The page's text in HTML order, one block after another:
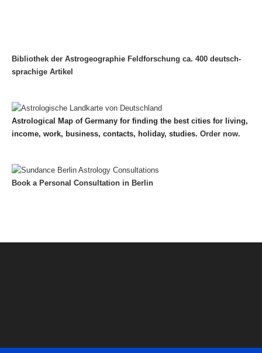
Bibliothek der Astrogeographie Feldforschung ca. 400 deutsch-
sprachige Artikel
Astrological Map of Germany for finding the best cities for living,
income, work, business, contacts, holiday, studies. Order now.
Book a Personal Consultation in Berlin